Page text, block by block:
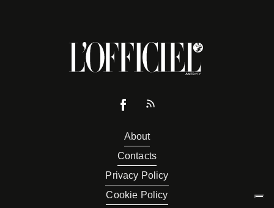
About
Contacts
Privacy Policy
Cookie Policy